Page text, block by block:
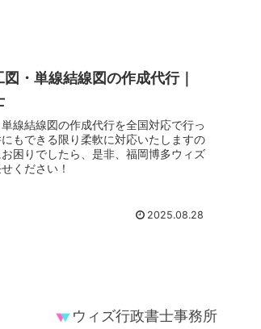
・単線結線図の作成代行｜
線結線図の作成代行を全国対応で行っ
もできる限り柔軟に対応いたしますの
困りでしたら、是非、福岡博多ウィズ
ください！
2025.08.28
ウィズ行政書士事務所